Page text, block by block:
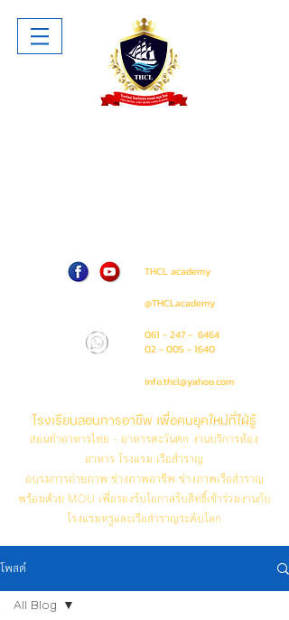
THCL academy
@THCLacademy
061 - 247 - 6464
02 - 005 - 1640
info.thcl@yahoo.com
โรงเรียนสอนการอาชีพ เพื่อคนยุคใหม่ที่ใฝ่รู้
สอนทำอาหารไทย - อาหารตะวันตก งานบริการห้อง
อาหาร โรงแรม เรือสำราญ
อบรมการถ่ายภาพ ช่างภาพอาชีพ ช่างภาพเรือสำราญ
พร้อมด้วย MOU เพื่อรองรับโอกาสรับสิทธิ์เข้าร่วมงานกับ
โรงแรมหรูและเรือสำราญระดับโลก
โพสต์
All Blog